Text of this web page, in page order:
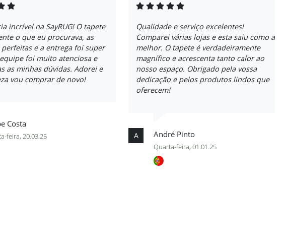
incrível na SayRUG! O tapete
o que eu procurava, as
perfeitas e a entrega foi super
foi muito atenciosa e
as minhas dúvidas. Adorei e
vou comprar de novo!
Costa
feira, 20.03.25
Qualidade e serviço excelentes!
Comparei várias lojas e esta saiu como a
melhor. O tapete é verdadeiramente
magnífico e acrescenta tanto calor ao
nosso espaço. Obrigado pela vossa
dedicação e pelos produtos lindos que
oferecem!
A André Pinto
Quarta-feira, 01.01.25